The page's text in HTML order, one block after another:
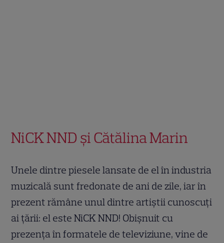
NiCK NND și Cătălina Marin
Unele dintre piesele lansate de el în industria
muzicală sunt fredonate de ani de zile, iar în
prezent rămâne unul dintre artiștii cunoscuți
ai țării: el este NiCK NND! Obișnuit cu
prezența în formatele de televiziune, vine de